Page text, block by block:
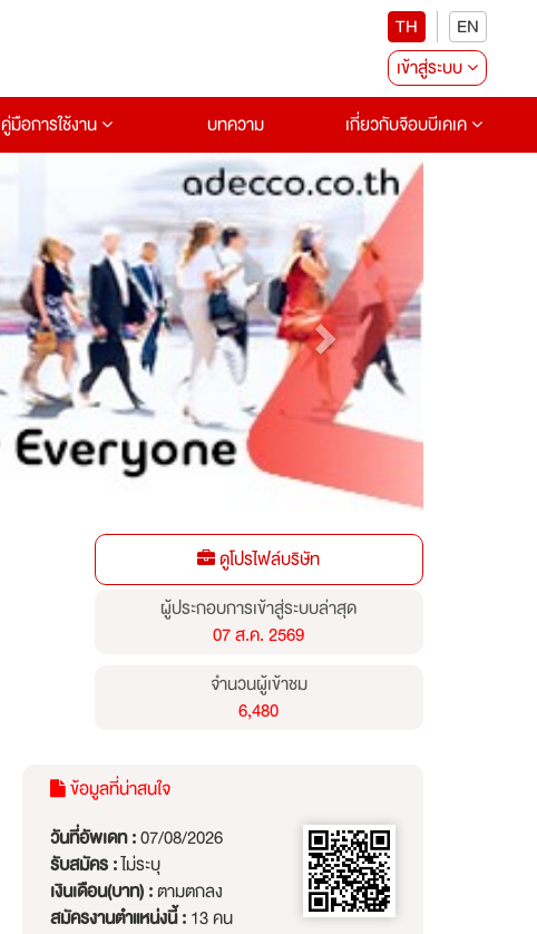
TH
EN
เข้าสู่ระบบ
คู่มือการใช้งาน บทความ เกี่ยวกับจ๊อบบีเคเค
ดูโปรไฟล์บริษัท
ผู้ประกอบการเข้าสู่ระบบล่าสุด
07 ส.ค. 2569
จำนวนผู้เข้าชม
6,480
ข้อมูลที่น่าสนใจ
วันที่อัพเดท :07/08/2026
รับสมัคร :ไม่ระบุ
เงินเดือน(บาท) :ตามตกลง
สมัครงานตำแหน่งนี้ :13 คน